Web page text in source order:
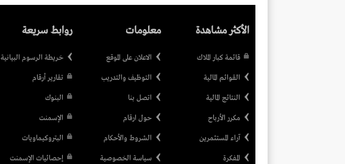
الأكثر مشاهدة
قائمة كبار الملاك
القوائم المالية
النتائج المالية
مكرر الأرباح
آراء المستثمرين
المفكرة
معلومات
الاعلان على الموقع
التوظيف والتدريب
اتصل بنا
حول ارقام
الشروط والأحكام
سياسة الخصوصية
روابط سريعة
خريطة الرسوم البيانية
تقارير أرقام
البنوك
الإسمنت
البتروكيماويات
إحصائيات الإسمنت